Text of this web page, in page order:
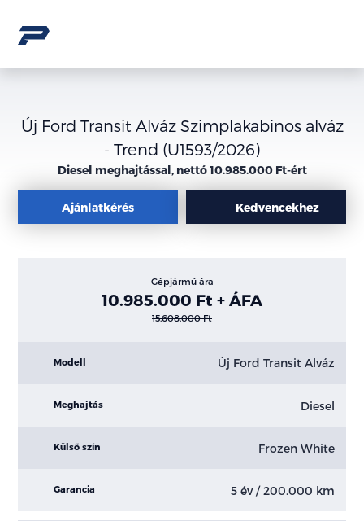
Új Ford Transit Alváz Szimplakabinos alváz
- Trend (U1593/2026)
Diesel meghajtással, nettó 10.985.000 Ft-ért
Ajánlatkérés Kedvencekhez
Gépjármű ára
10.985.000 Ft + ÁFA
15.608.000 Ft
Modell Új Ford Transit Alváz
Meghajtás Diesel
Külső szín Frozen White
Garancia 5 év / 200.000 km